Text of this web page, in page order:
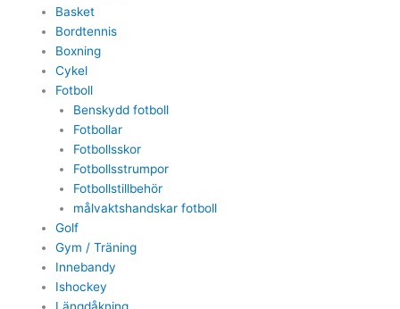
Basket
Bordtennis
Boxning
Cykel
Fotboll
Benskydd fotboll
Fotbollar
Fotbollsskor
Fotbollsstrumpor
Fotbollstillbehör
målvaktshandskar fotboll
Golf
Gym / Träning
Innebandy
Ishockey
Längdåkning